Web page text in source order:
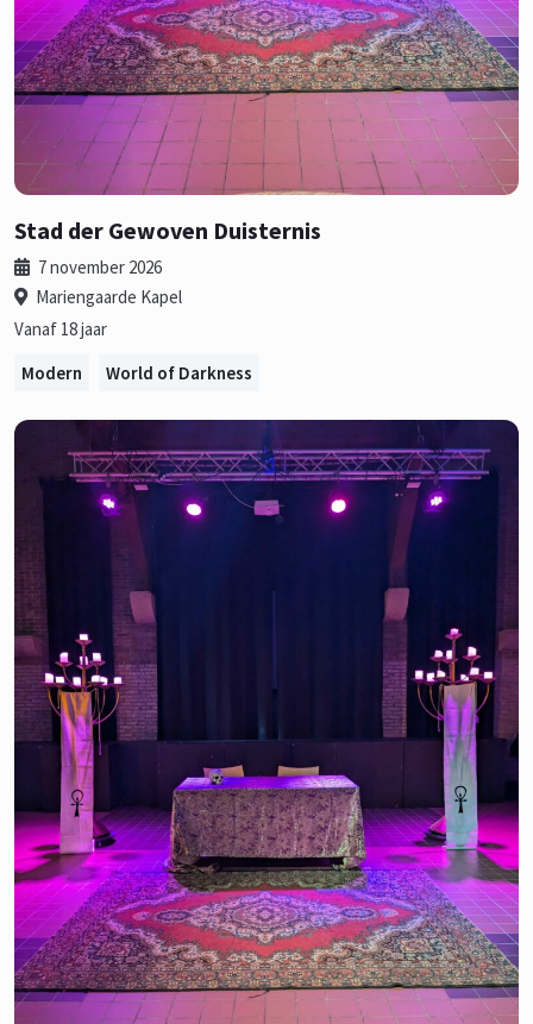
Stad der Gewoven Duisternis
7 november 2026
Mariengaarde Kapel
Vanaf 18 jaar
Modern
World of Darkness